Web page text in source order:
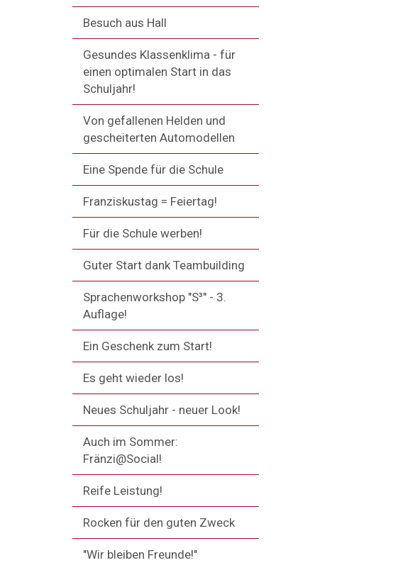
Besuch aus Hall
Gesundes Klassenklima - für
einen optimalen Start in das
Schuljahr!
Von gefallenen Helden und
gescheiterten Automodellen
Eine Spende für die Schule
Franziskustag = Feiertag!
Für die Schule werben!
Guter Start dank Teambuilding
Sprachenworkshop "S³" - 3.
Auflage!
Ein Geschenk zum Start!
Es geht wieder los!
Neues Schuljahr - neuer Look!
Auch im Sommer:
Fränzi@Social!
Reife Leistung!
Rocken für den guten Zweck
"Wir bleiben Freunde!"